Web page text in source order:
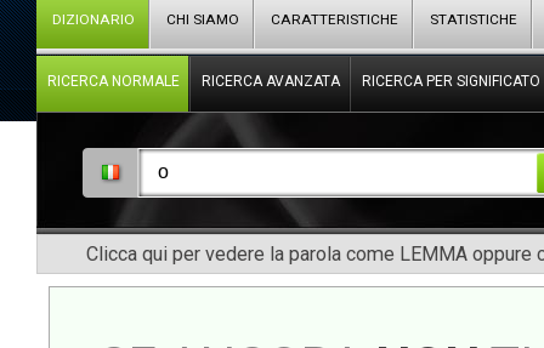
DIZIONARIO CHI SIAMO CARATTERISTICHE STATISTICHE
RICERCA NORMALE RICERCA AVANZATA RICERCA PER SIGNIFICATO
Clicca qui per vedere la parola come LEMMA oppure